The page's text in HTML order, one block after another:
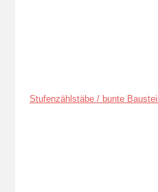
Stufenzählstäbe / bunte